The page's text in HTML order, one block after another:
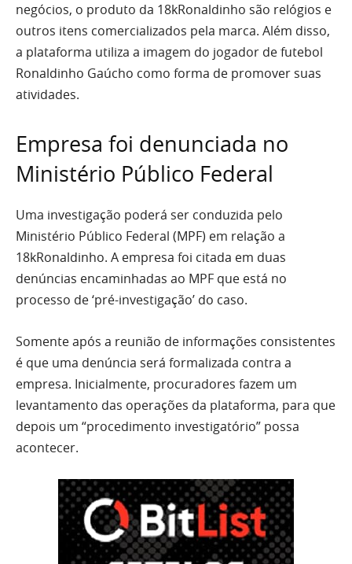
negócios, o produto da 18kRonaldinho são relógios e
outros itens comercializados pela marca. Além disso,
a plataforma utiliza a imagem do jogador de futebol
Ronaldinho Gaúcho como forma de promover suas
atividades.
Empresa foi denunciada no
Ministério Público Federal
Uma investigação poderá ser conduzida pelo
Ministério Público Federal (MPF) em relação a
18kRonaldinho. A empresa foi citada em duas
denúncias encaminhadas ao MPF que está no
processo de ‘pré-investigação’ do caso.
Somente após a reunião de informações consistentes
é que uma denúncia será formalizada contra a
empresa. Inicialmente, procuradores fazem um
levantamento das operações da plataforma, para que
depois um “procedimento investigatório” possa
acontecer.